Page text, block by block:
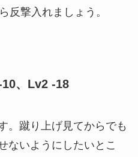
反撃入れましょう。
、Lv2 -18
。蹴り上げ見てからでも
ないようにしたいとこ